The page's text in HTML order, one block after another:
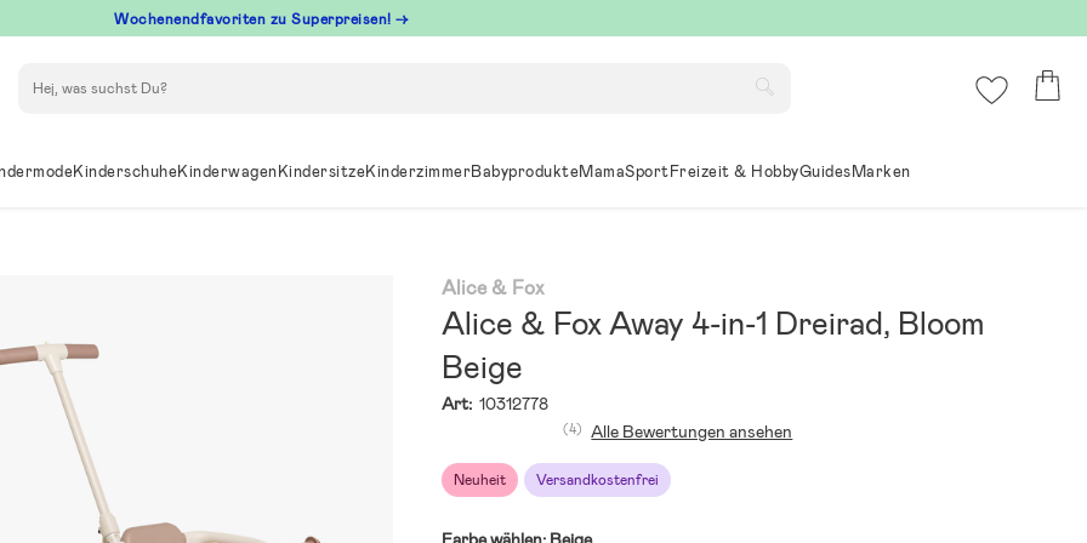
Wochenendfavoriten zu Superpreisen! →
KinderschuheKinderwagenKindersitzeKinderzimmerBabyprodukteMamaSportFreizeit & HobbyGuidesMarken
Alice & Fox
Alice & Fox Away 4-in-1 Dreirad, Bloom
Beige
Art: 10312778
Neuheit Versandkostenfrei
(4) Alle Bewertungen ansehen